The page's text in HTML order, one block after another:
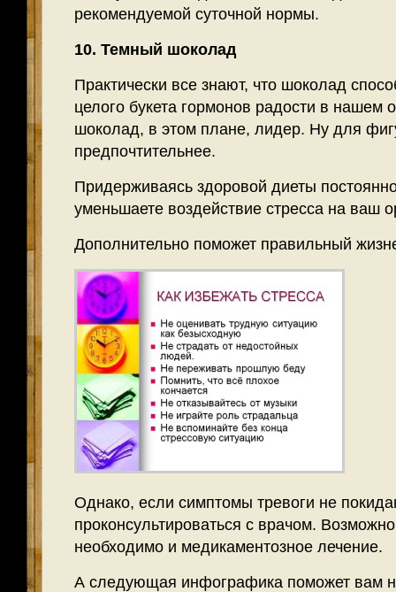
рекомендуемой суточной нормы.
10. Темный шоколад
Практически все знают, что шоколад
целого букета гормонов радости в нашем
шоколад, в этом плане, лидер. Ну для
предпочтительнее.
Придерживаясь здоровой диеты
уменьшаете воздействие стресса на ваш
Дополнительно поможет правильный
Однако, если симптомы тревоги не
проконсультироваться с врачом.
необходимо и медикаментозное лечение.
А следующая инфографика поможет вам